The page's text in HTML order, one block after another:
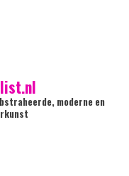
moderne en